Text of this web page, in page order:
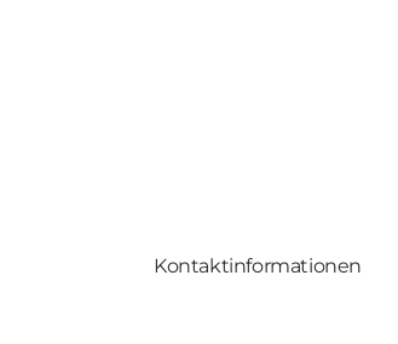
Kontaktinformationen